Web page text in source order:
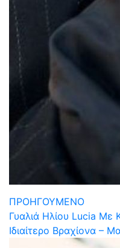
ΠΡΟΗΓΟΥΜΕΝΟ
Γυαλιά Ηλίου Lucia Με
Ιδιαίτερο Βραχίονα –